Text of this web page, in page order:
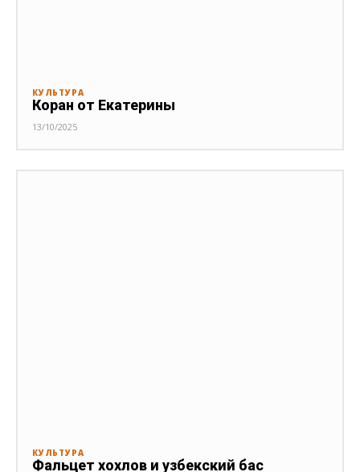
КУЛЬТУРА
Коран от Екатерины
13/10/2025
КУЛЬТУРА
Фальцет хохлов и узбекский бас